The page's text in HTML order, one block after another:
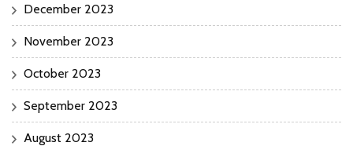
December 2023
November 2023
October 2023
September 2023
August 2023